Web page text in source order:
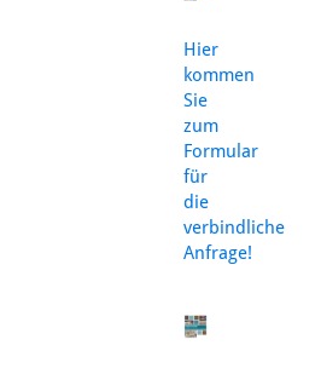
Hier
kommen
Sie
zum
Formular
für
die
verbindliche
Anfrage!